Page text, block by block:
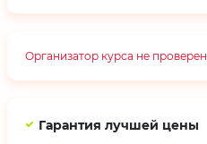
Организатор курса не проверен
Гарантия лучшей цены